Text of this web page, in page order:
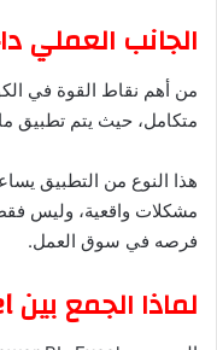
الجانب العملي
من أهم نقاط القوة في
متكامل، حيث يتم تطبيق
هذا النوع من التطبيق
مشكلات واقعية، وليس
فرصه في سوق العمل.
لماذا الجمع بين Excel وPower BI مهم؟